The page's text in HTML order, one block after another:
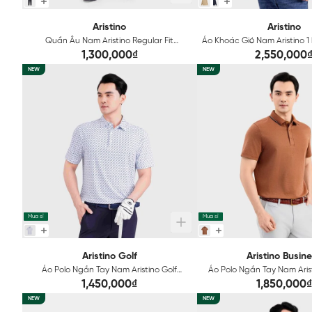
Aristino
Quần Âu Nam Aristino Regular Fit
ATR203S0H2
1,300,000₫
Aristino
Áo Khoác Gió Nam Aristino
AJK605EDP01
2,550,000₫
NEW
Mua sỉ
Aristino Golf
Áo Polo Ngắn Tay Nam Aristino Golf
Regular APSG45AAH2
1,450,000₫
NEW
Mua sỉ
Aristino
Áo Polo Ngắn Tay Nam
Relax
1,850,000₫
NEW NEW